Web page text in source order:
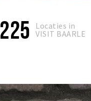
225
Locaties in
VISIT BAARLE